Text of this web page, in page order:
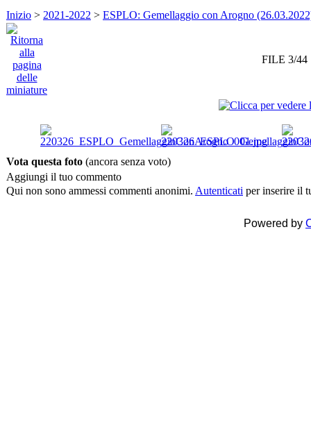
Inizio > 2021-2022 > ESPLO: Gemellaggio con Arogno
FILE 3/44
Vota questa foto (ancora senza voto)
Aggiungi il tuo commento
Qui non sono ammessi commenti anonimi. Autenticati per inserire il
Powered by